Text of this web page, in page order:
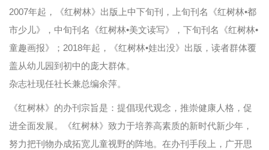
2007年起，《红树林》出版上中下旬刊，上旬刊名《红树林•都
市少儿》，中旬刊名《红树林•美文读写》，下旬刊名《红树林•
童趣画报》；2018年起，《红树林•娃出没》出版，读者群体覆
盖从幼儿园到初中的庞大群体。
杂志社现任社长兼总编余萍。
《红树林》的办刊宗旨是：提倡现代观念，推崇健康人格，促
进全面发展。《红树林》致力于培养高素质的新时代新少年，
努力把刊物办成拓宽儿童视野的阵地。在办刊手段上，广开思